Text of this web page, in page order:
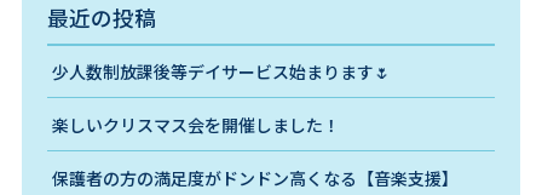
最近の投稿
少人数制放課後等デイサービス始まります🌷
楽しいクリスマス会を開催しました！
保護者の方の満足度がドンドン高くなる【音楽支援】